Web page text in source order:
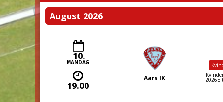
August 2026
10.
MANDAG
19.00
Aars IK